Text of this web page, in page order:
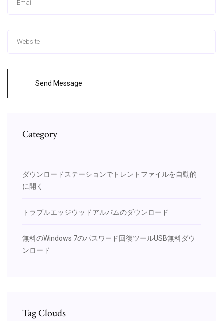
Send Message
Category
ダウンロードステーションでトレントファイルを自動的
に開く
トラブルエッジウッドアルバムのダウンロード
無料のWindows 7のパスワード回復ツールUSB無料ダウ
ンロード
Tag Clouds